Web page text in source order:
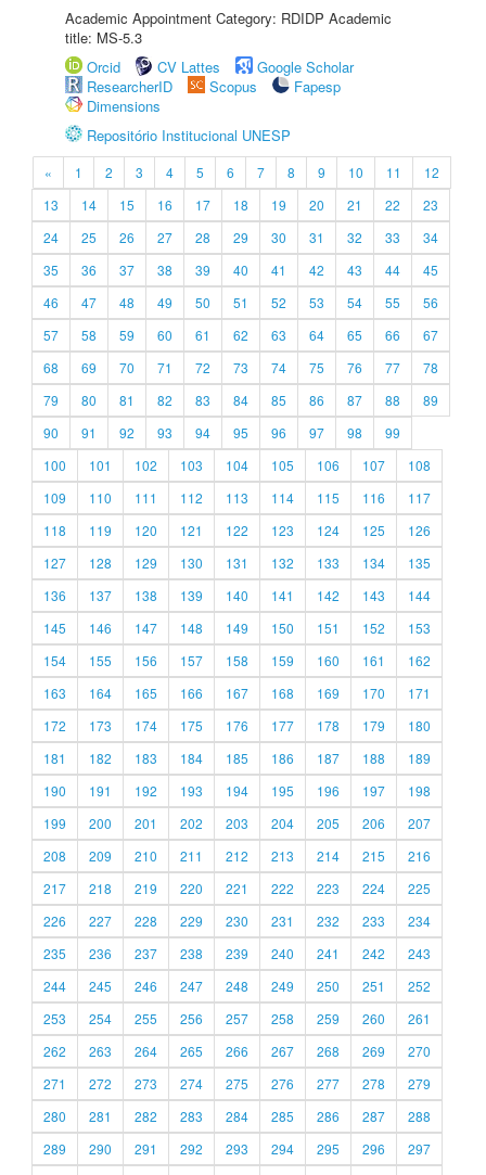
Academic Appointment Category: RDIDP Academic
title: MS-5.3
Orcid
CV Lattes
Google Scholar
ResearcherID
Scopus
Fapesp
Dimensions
Repositório Institucional UNESP
« 1 2 3 4 5 6 7 8 9 10 11
12
13
14 15 16 17 18 19 20 21 22
23
24
25 26 27 28 29 30 31 32 33
34
35
36 37 38 39 40 41 42 43 44
45
46
47 48 49 50 51 52 53 54 55
56
57
58 59 60 61 62 63 64 65 66
67
68
69 70 71 72 73 74 75 76 77
78
79
80 81 82 83 84 85 86 87 88
89
90
91 92 93 94 95 96 97 98
99
100
101 102 103 104 105 106 107
108
109
110 111 112 113 114 115 116
117
118
119 120 121 122 123 124 125
126
127
128 129 130 131 132 133 134
135
136
137 138 139 140 141 142 143
144
145
146 147 148 149 150 151 152
153
154
155 156 157 158 159 160 161
162
163
164 165 166 167 168 169 170
171
172
173 174 175 176 177 178 179
180
181
182 183 184 185 186 187 188
189
190
191 192 193 194 195 196 197
198
199
200 201 202 203 204 205 206
207
208
209 210 211 212 213 214 215
216
217
218 219 220 221 222 223 224
225
226
227 228 229 230 231 232 233
234
235
236 237 238 239 240 241 242
243
244
245 246 247 248 249 250 251
252
253
254 255 256 257 258 259 260
261
262
263 264 265 266 267 268 269
270
271
272 273 274 275 276 277 278
279
280
281 282 283 284 285 286 287
288
289
290 291 292 293 294 295 296
297